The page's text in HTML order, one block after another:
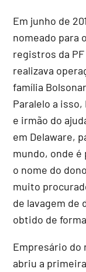
Em junho de
nomeado para
registros da
realizava
família
Paralelo a
e irmão do
em Delaware,
mundo, onde
o nome do
muito
de lavagem de
obtido de
Empresário do
abriu a